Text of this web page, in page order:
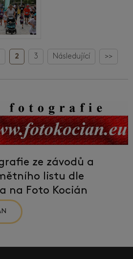
2 3 Následující >>
ze závodů a
listu dle
na Foto Kocián